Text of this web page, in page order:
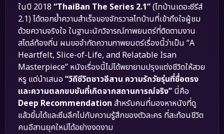
ในปี 2018 “ThaiBan The Series 2.1”(ไทบ้านเดอะซีรีส์
2.1) ได้ตอกย้ำความสำเร็จของจักรวาลไทบ้านที่เข้าถึงใจผู้ชม
ด้วยความจริงใจ ในฐานะนักวิจารณ์ภาพยนตร์ที่ติดตามงาน
สไตล์ท้องถิ่น ผมขอจำกัดความภาพยนตร์เรื่องนี้ว่าเป็น “A
Heartfelt, Slice-of-Life, and Relatable Isan
Masterpiece” หนังเรื่องนี้ไม่ได้พยายามปรุงแต่งชีวิตให้สวย
หรู แต่นำเสนอ “วิถีชีวิตชาวอีสาน ความรักวัยรุ่นที่ซื่อตรง
และความตลกขบขันที่เกิดจากสถานการณ์จริง” นี่คือ
Deep Recommendation สำหรับคนที่มองหาหนังที่ดู
แล้วยิ้มได้และซึมลึกไปกับความรู้สึกของตัวละคร ที่สะท้อนชีวิต
คนอีสานยุคใหม่ได้อย่างงดงาม